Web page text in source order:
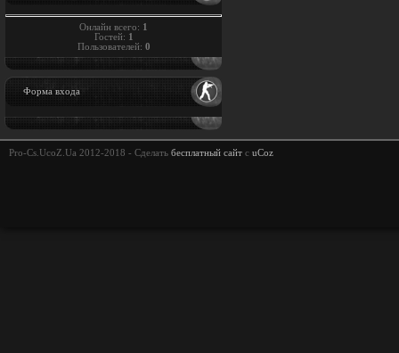
Онлайн всего: 1
Гостей: 1
Пользователей: 0
Форма входа
Pro-Cs.UcoZ.Ua 2012-2018 - Сделать бесплатный сайт с uCoz